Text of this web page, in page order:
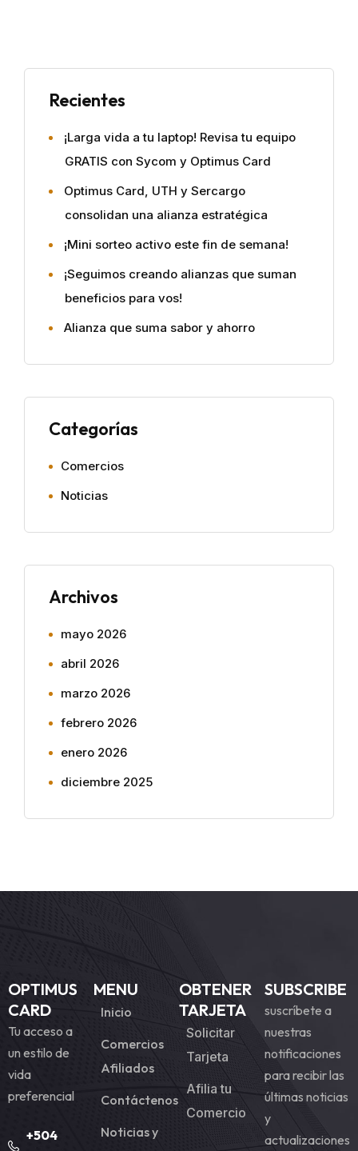
Recientes
¡Larga vida a tu laptop! Revisa tu equipo
GRATIS con Sycom y Optimus Card
Optimus Card, UTH y Sercargo
consolidan una alianza estratégica
¡Mini sorteo activo este fin de semana!
¡Seguimos creando alianzas que suman
beneficios para vos!
Alianza que suma sabor y ahorro
Categorías
Comercios
Noticias
Archivos
mayo 2026
abril 2026
marzo 2026
febrero 2026
enero 2026
diciembre 2025
OPTIMUS
CARD
Tu acceso a
un estilo de
vida
preferencial
+504
MENU
Inicio
Comercios
Afiliados
Contáctenos
Noticias y
OBTENER
TARJETA
Solicitar
Tarjeta
Afilia tu
Comercio
SUBSCRIBE
suscríbete a
nuestras
notificaciones
para recibir las
últimas noticias
y
actualizaciones